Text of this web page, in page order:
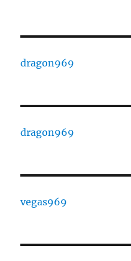
dragon969
dragon969
vegas969